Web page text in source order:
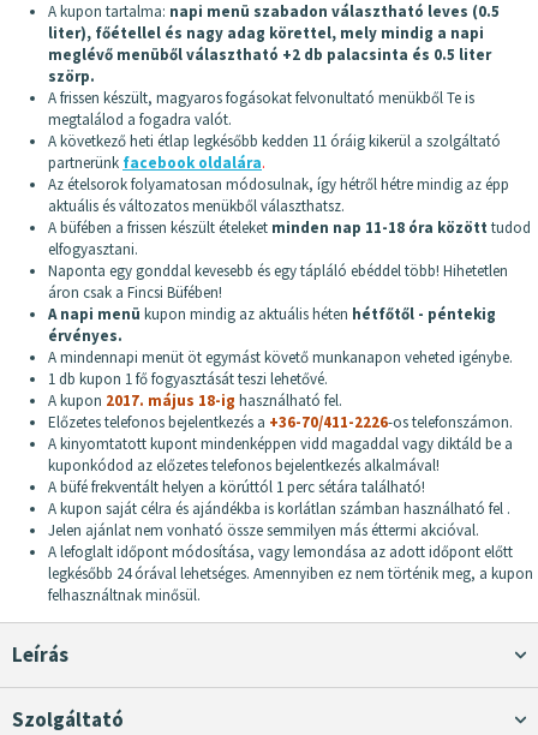
A kupon tartalma: napi menü szabadon választható leves (0.5
liter), főétellel és nagy adag körettel, mely mindig a napi
meglévő menüből választható +2 db palacsinta és 0.5 liter
szörp.
A frissen készült, magyaros fogásokat felvonultató menükből Te is
megtalálod a fogadra valót.
A következő heti étlap legkésőbb kedden 11 óráig kikerül a szolgáltató
partnerünk facebook oldalára.
Az ételsorok folyamatosan módosulnak, így hétről hétre mindig az épp
aktuális és változatos menükből választhatsz.
A büfében a frissen készült ételeket minden nap 11-18 óra között tudod
elfogyasztani.
Naponta egy gonddal kevesebb és egy tápláló ebéddel több! Hihetetlen
áron csak a Fincsi Büfében!
A napi menü kupon mindig az aktuális héten hétfőtől - péntekig
érvényes.
A mindennapi menüt öt egymást követő munkanapon veheted igénybe.
1 db kupon 1 fő fogyasztását teszi lehetővé.
A kupon 2017. május 18-ig használható fel.
Előzetes telefonos bejelentkezés a +36-70/411-2226-os telefonszámon.
A kinyomtatott kupont mindenképpen vidd magaddal vagy diktáld be a
kuponkódod az előzetes telefonos bejelentkezés alkalmával!
A büfé frekventált helyen a körúttól 1 perc sétára található!
A kupon saját célra és ajándékba is korlátlan számban használható fel .
Jelen ajánlat nem vonható össze semmilyen más éttermi akcióval.
A lefoglalt időpont módosítása, vagy lemondása az adott időpont előtt
legkésőbb 24 órával lehetséges. Amennyiben ez nem történik meg, a kupon
felhasználtnak minősül.
Leírás
Szolgáltató